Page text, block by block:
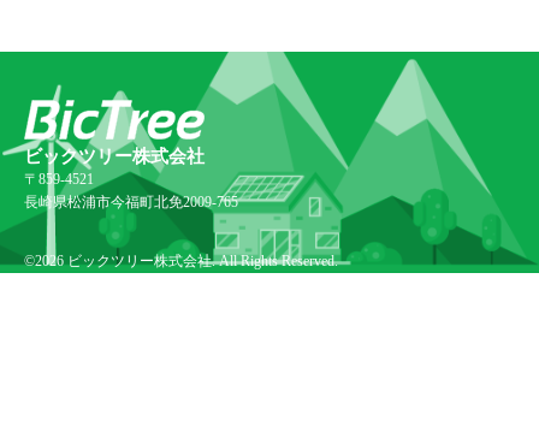
ビックツリー株式会社
〒859-4521
長崎県松浦市今福町北免2009-765
©2026ビックツリー株式会社. All Rights Reserved.